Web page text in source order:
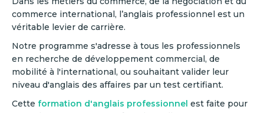
commerce international, l’anglais professionnel est un
véritable levier de carrière.
Notre programme s'adresse à tous les professionnels
en recherche de développement commercial, de
mobilité à l'international, ou souhaitant valider leur
niveau d'anglais des affaires par un test certifiant.
Cette formation d'anglais professionnel est faite pour